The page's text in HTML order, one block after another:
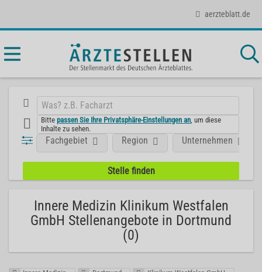
aerzteblatt.de
Bittepassen Sie Ihre Privatsphäre-Einstellungen an , um diese
Inhalte zu sehen.
Fachgebiet Region Unternehmen
Innere Medizin Klinikum Westfalen
GmbH Stellenangebote in Dortmund
(0)